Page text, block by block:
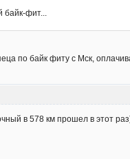
фит...
по байк фиту с Мск,
в 578 км прошел в этот